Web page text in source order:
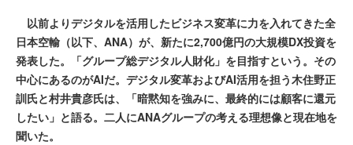
以前よりデジタルを活用したビジネス変革に力を入れてきた全
日本空輸（以下、ANA）が、新たに2,700億円の大規模DX投資を
発表した。「グループ総デジタル人財化」を目指すという。その
中心にあるのがAIだ。デジタル変革およびAI活用を担う木住野正
訓氏と村井貴彦氏は、「暗黙知を強みに、最終的には顧客に還元
したい」と語る。二人にANAグループの考える理想像と現在地を
聞いた。